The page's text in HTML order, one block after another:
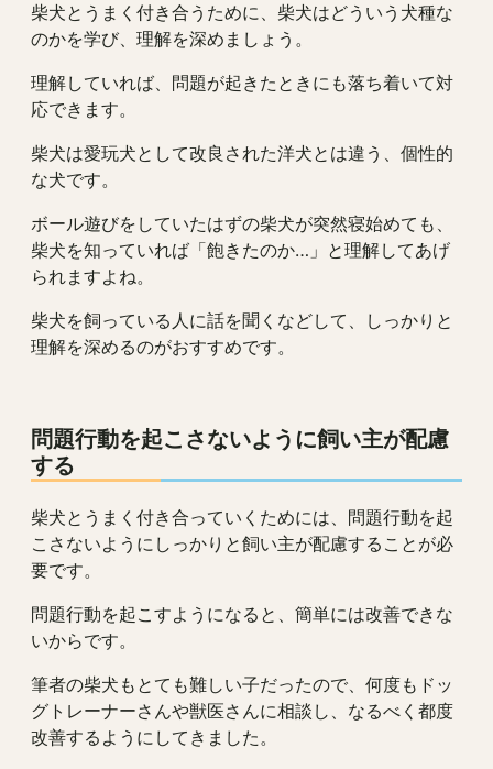
柴犬とうまく付き合うために、柴犬はどういう犬種な
のかを学び、理解を深めましょう。
理解していれば、問題が起きたときにも落ち着いて対
応できます。
柴犬は愛玩犬として改良された洋犬とは違う、個性的
な犬です。
ボール遊びをしていたはずの柴犬が突然寝始めても、
柴犬を知っていれば「飽きたのか…」と理解してあげ
られますよね。
柴犬を飼っている人に話を聞くなどして、しっかりと
理解を深めるのがおすすめです。
問題行動を起こさないように飼い主が配慮
する
柴犬とうまく付き合っていくためには、問題行動を起
こさないようにしっかりと飼い主が配慮することが必
要です。
問題行動を起こすようになると、簡単には改善できな
いからです。
筆者の柴犬もとても難しい子だったので、何度もドッ
グトレーナーさんや獣医さんに相談し、なるべく都度
改善するようにしてきました。